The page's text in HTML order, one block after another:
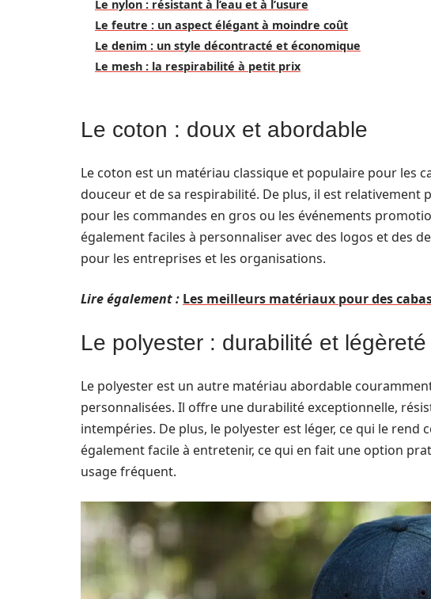
Le nylon : résistant à l’eau et à l’usure
Le feutre : un aspect élégant à moindre coût
Le denim : un style décontracté et économique
Le mesh : la respirabilité à petit prix
Le coton : doux et abordable
Le coton est un matériau classique et populaire pour les
douceur et de sa respirabilité. De plus, il est relativement
pour les commandes en gros ou les événements
également faciles à personnaliser avec des logos et des
pour les entreprises et les organisations.
Lire également : Les meilleurs matériaux pour des
Le polyester : durabilité et légèreté
Le polyester est un autre matériau abordable
personnalisées. Il offre une durabilité exceptionnelle,
intempéries. De plus, le polyester est léger, ce qui le
également facile à entretenir, ce qui en fait une option
usage fréquent.